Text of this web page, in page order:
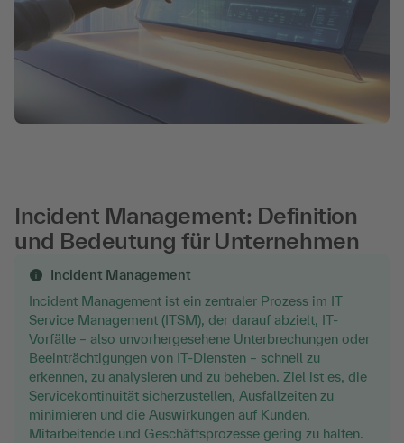
Incident Management: Definition
und Bedeutung für Unternehmen
Incident Management
Incident Management ist ein zentraler Prozess im IT
Service Management (ITSM), der darauf abzielt, IT-
Vorfälle – also unvorhergesehene Unterbrechungen oder
Beeinträchtigungen von IT-Diensten – schnell zu
erkennen, zu analysieren und zu beheben. Ziel ist es, die
Servicekontinuität sicherzustellen, Ausfallzeiten zu
minimieren und die Auswirkungen auf Kunden,
Mitarbeitende und Geschäftsprozesse gering zu halten.